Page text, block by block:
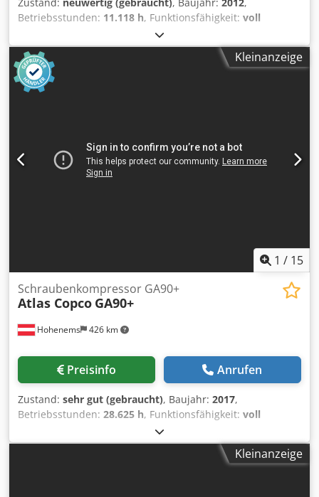
Betriebsstunden: 11.118 h, Funktionsfähigkeit: voll
, Premium second-hand Atlas Copco GA90
Chodpfx Acot E I D Eotea 90 kW 7.5 bar 16.21 m3/min Nur
11.118 Betriebsstunden!
Kleinanzeige
1 / 15
Hohenems 426 km
Schraubenkompressor GA90+
Atlas Copco GA90+
Preisinfo Anrufen
Zustand: sehr gut (gebraucht), Baujahr: 2017,
Betriebsstunden: 28.625 h, Funktionsfähigkeit: voll
, Premium Schraubenkompressor Atlas
Copco GA90+. Chodpfxsuqanaj Actja 90 kW, 8.5 bar mit
16.50 m3/min. Nur 28.625 Betriebsstunden. MitKleinanzeige